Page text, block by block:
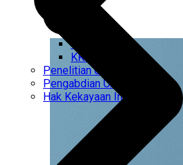
CEMTI
KK Regresi
Penelitian Unggulan
Pengabdian Unggulan
Hak Kekayaan Intelektual